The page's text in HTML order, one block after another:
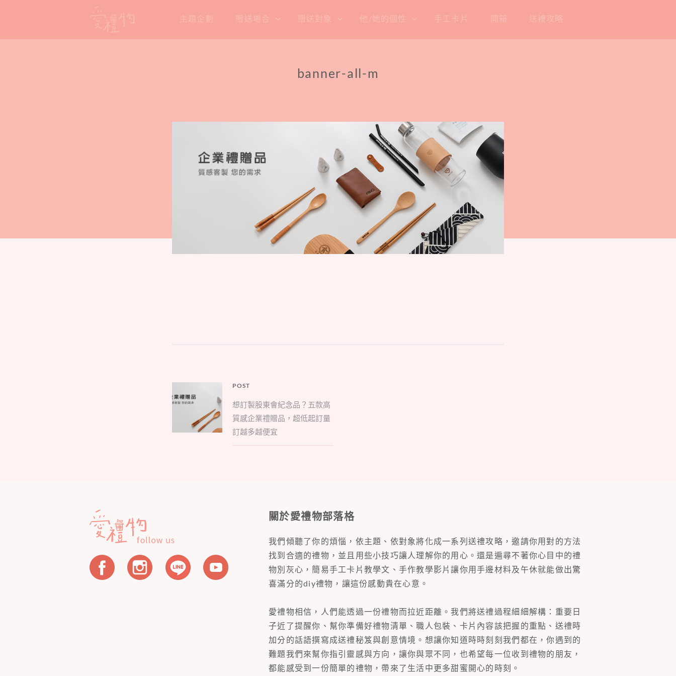
content
主題企劃 贈送場合 贈送對象 他/她的個性 手工卡片 開箱 送禮攻略
banner-all-m
章
覽
POST
Parent
想訂製股東會紀念品？五款高
質感企業禮贈品，超低起訂量
訂越多越便宜
關於愛禮物部落格
我們傾聽了你的煩惱，依主題、依對象將化成一系列送禮攻略，邀請你用對的方法
找到合適的禮物，並且用些小技巧讓人理解你的用心。還是遍尋不著你心目中的禮
物別灰心，簡易手工卡片教學文、手作教學影片讓你用手邊材料及午休就能做出驚
喜滿分的diy禮物，讓這份感動貴在心意。
愛禮物相信，人們能透過一份禮物而拉近距離。我們將送禮過程細細解構：重要日
子近了提醒你、幫你準備好禮物清單、職人包裝、卡片內容該把握的重點、送禮時
加分的話語撰寫成送禮秘笈與創意情境。想讓你知道時時刻刻我們都在，你遇到的
難題我們來幫你指引靈感與方向，讓你與眾不同，也希望每一位收到禮物的朋友，
都能感受到一份簡單的禮物，帶來了生活中更多甜蜜開心的時刻。